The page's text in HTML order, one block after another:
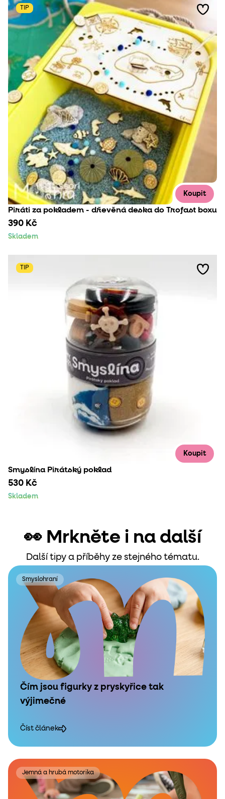
TIP
Koupit
Piráti za pokladem - dřevěná deska do Trofast boxu
390 Kč
Skladem
TIP
Koupit
Smyslína Pirátský poklad
530 Kč
Skladem
👀 Mrkněte i na další
Další tipy a příběhy ze stejného tématu.
Smyslohraní
Čím jsou figurky z pryskyřice tak
výjimečné
Číst článek
Jemná a hrubá motorika